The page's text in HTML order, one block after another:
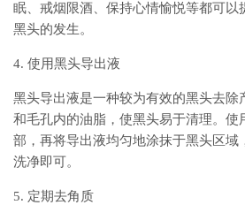
眠、戒烟限酒、保持心情愉悦等都可以
黑头的发生。
4. 使用黑头导出液
黑头导出液是一种较为有效的黑头去除
和毛孔内的油脂，使黑头易于清理。使
部，再将导出液均匀地涂抹于黑头区域
洗净即可。
5. 定期去角质